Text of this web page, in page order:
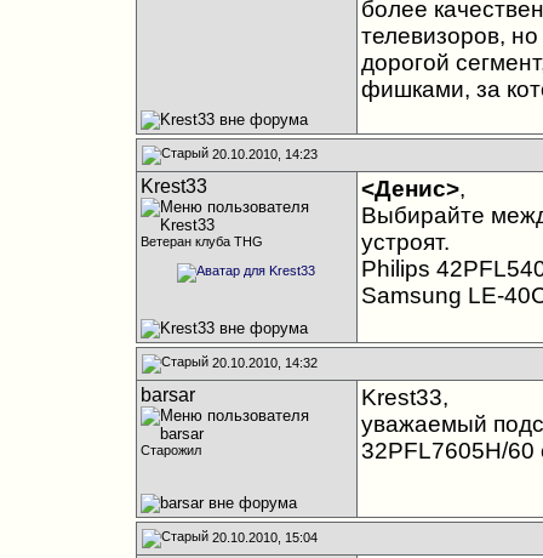
более
телевизоров,
дорогой
фишками, за
20.10.2010, 14:23
Krest33
Ветеран клуба THG
<Денис>,
Выбирайте
устроят.
Philips
Samsung LE-
20.10.2010, 14:32
barsar
Старожил
Krest33,
уважаемый
32PFL7605H/60
20.10.2010, 15:04